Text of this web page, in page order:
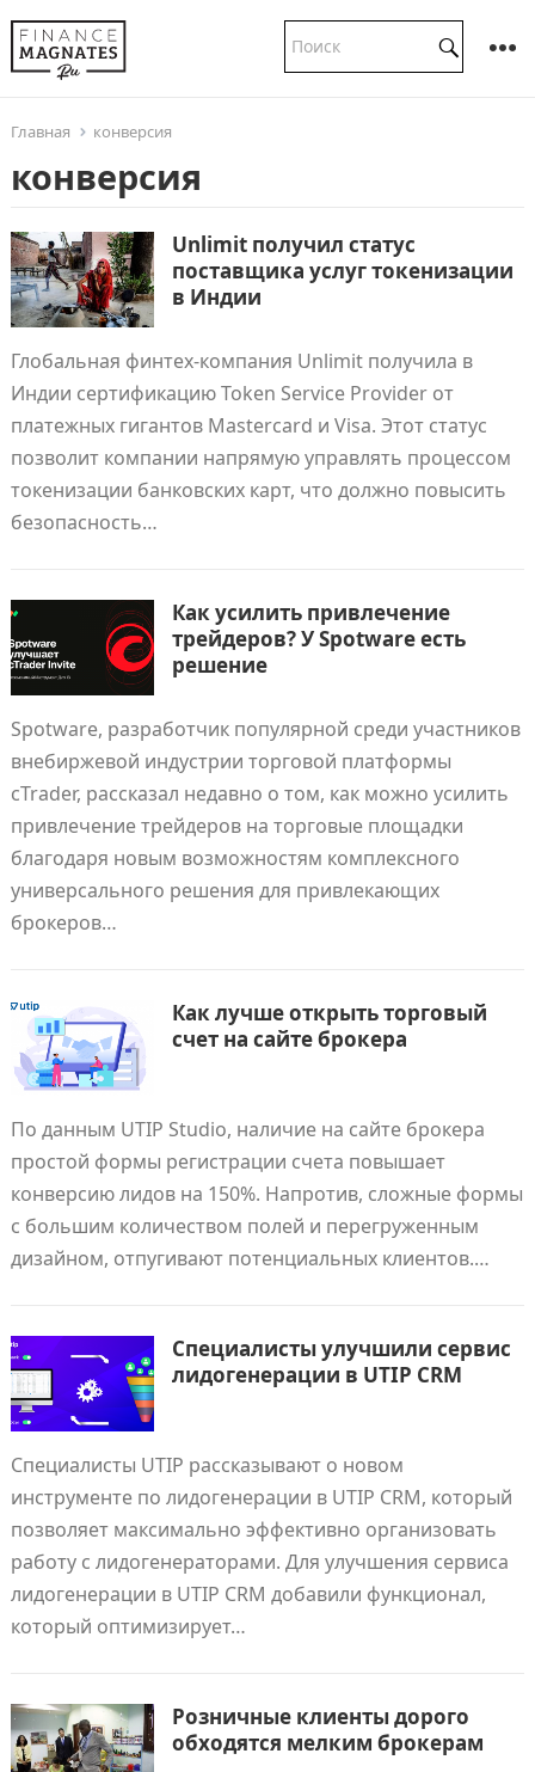
Главная конверсия
конверсия
Unlimit получил статус
поставщика услуг токенизации
в Индии
Глобальная финтех-компания Unlimit получила в
Индии сертификацию Token Service Provider от
платежных гигантов Mastercard и Visa. Этот статус
позволит компании напрямую управлять процессом
токенизации банковских карт, что должно повысить
безопасность…
Как усилить привлечение
трейдеров? У Spotware есть
решение
Spotware, разработчик популярной среди участников
внебиржевой индустрии торговой платформы
cTrader, рассказал недавно о том, как можно усилить
привлечение трейдеров на торговые площадки
благодаря новым возможностям комплексного
универсального решения для привлекающих
брокеров…
Как лучше открыть торговый
счет на сайте брокера
По данным UTIP Studiо, наличие на сайте брокера
простой формы регистрации счета повышает
конверсию лидов на 150%. Напротив, сложные формы
с большим количеством полей и перегруженным
дизайном, отпугивают потенциальных клиентов.…
Специалисты улучшили сервис
лидогенерации в UTIP CRM
Специалисты UTIP рассказывают о новом
инструменте по лидогенерации в UTIP CRM, который
позволяет максимально эффективно организовать
работу с лидогенераторами. Для улучшения сервиса
лидогенерации в UTIP CRM добавили функционал,
который оптимизирует…
Розничные клиенты дорого
обходятся мелким брокерам